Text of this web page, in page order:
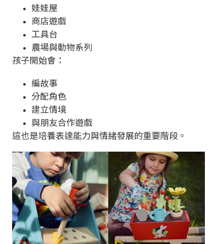
娃娃屋
商店遊戲
工具台
農場與動物系列
孩子開始會：
編故事
分配角色
建立情境
與朋友合作遊戲
這也是培養表達能力與情緒發展的重要階段。